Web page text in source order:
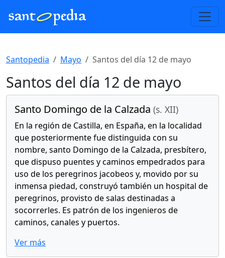
Santopedia Mayo Santos del día 12 de mayo
Santos del día 12 de mayo
Santo Domingo de la Calzada (s. XII)
En la región de Castilla, en España, en la localidad
que posteriormente fue distinguida con su
nombre, santo Domingo de la Calzada, presbítero,
que dispuso puentes y caminos empedrados para
uso de los peregrinos jacobeos y, movido por su
inmensa piedad, construyó también un hospital de
peregrinos, provisto de salas destinadas a
socorrerles. Es patrón de los ingenieros de
caminos, canales y puertos.
Ver más